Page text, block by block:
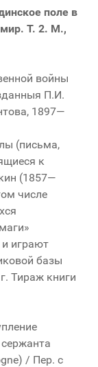
поле в
Т. 2. М.,
войны
П.И.
1897—
(письма,
к
(1857—
числе
играют
базы
Тираж книги
/ Пер. с